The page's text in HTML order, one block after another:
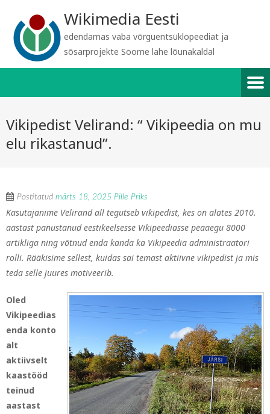
Wikimedia Eesti
edendamas vaba võrguentsüklopeediat ja
sõsarprojekte Soome lahe lõunakaldal
Vikipedist Velirand: “ Vikipeedia on mu
elu rikastanud”.
Postitatud märts 18, 2025 Pille Priks
Kasutajanime Velirand all tegutseb vikipedist, kes on alates 2010.
aastast panustanud eestikeelsesse Vikipeediasse peaaegu 8000
artikliga ning võtnud enda kanda ka Vikipeedia administraatori
rolli. Rääkisime sellest, kuidas sai temast aktiivne vikipedist ja mis
teda selle juures motiveerib.
Oled
Vikipeedias
enda konto
alt
aktiivselt
kaastööd
teinud
aastast